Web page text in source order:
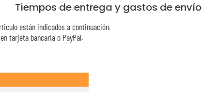
Tiempos de entrega y gastos de envío
están indicados a continuación.
tarjeta bancaria o PayPal.